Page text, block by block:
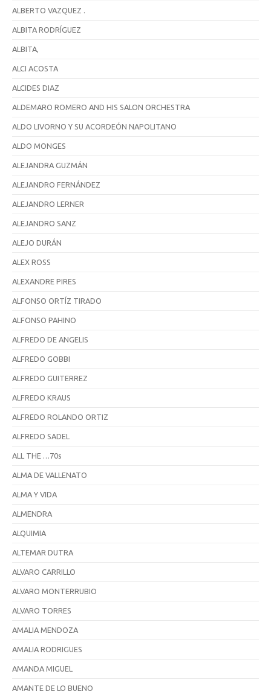
ALBERTO VAZQUEZ .
ALBITA RODRÍGUEZ
ALBITA,
ALCI ACOSTA
ALCIDES DIAZ
ALDEMARO ROMERO AND HIS SALON ORCHESTRA
ALDO LIVORNO Y SU ACORDEÓN NAPOLITANO
ALDO MONGES
ALEJANDRA GUZMÁN
ALEJANDRO FERNÁNDEZ
ALEJANDRO LERNER
ALEJANDRO SANZ
ALEJO DURÁN
ALEX ROSS
ALEXANDRE PIRES
ALFONSO ORTÍZ TIRADO
ALFONSO PAHINO
ALFREDO DE ANGELIS
ALFREDO GOBBI
ALFREDO GUITERREZ
ALFREDO KRAUS
ALFREDO ROLANDO ORTIZ
ALFREDO SADEL
ALL THE …70s
ALMA DE VALLENATO
ALMA Y VIDA
ALMENDRA
ALQUIMIA
ALTEMAR DUTRA
ALVARO CARRILLO
ALVARO MONTERRUBIO
ALVARO TORRES
AMALIA MENDOZA
AMALIA RODRIGUES
AMANDA MIGUEL
AMANTE DE LO BUENO